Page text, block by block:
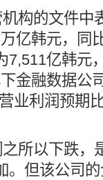
构的文件中
亿韩元，同
7,511亿韩元
金融数据公
业利润预期
所以下跌，
。但该公司